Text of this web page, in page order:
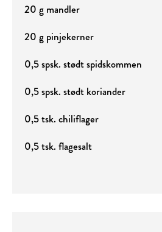
20 g mandler
20 g pinjekerner
0,5 spsk. stødt spidskommen
0,5 spsk. stødt koriander
0,5 tsk. chiliflager
0,5 tsk. flagesalt